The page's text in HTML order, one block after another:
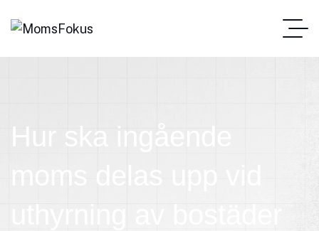
Hur ska ingående
moms delas upp vid
uthyrning av bostäder